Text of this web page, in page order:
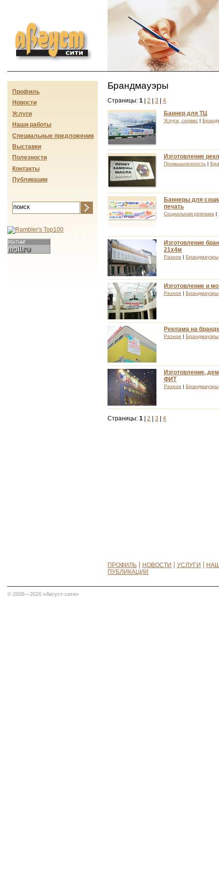
Август-сити
Брандмауэры
Страницы: 1 2 3
4
Баннер для ТЦ
Услуги, сервис
Изготовление
Промышленность
Баннеры для
печать
Социальная реклама
Изготовление
21х4м
Разное Брандмауэры
Изготовление и
Разное Брандмауэры
Реклама на
Разное Брандмауэры
Изготовление,
ФИТ
Разное Брандмауэры
Страницы: 1 2 3 4
Профиль
Новости
Услуги
Наши работы
Специальные предложения
Выставки
Полезности
Контакты
Публикации
ПРОФИЛЬ НОВОСТИ УСЛУГИ
ПУБЛИКАЦИИ
© 2008—2026 «Август-сити»